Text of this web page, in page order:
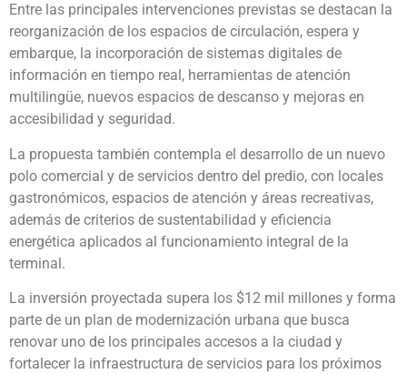
Entre las principales intervenciones previstas se destacan la
reorganización de los espacios de circulación, espera y
embarque, la incorporación de sistemas digitales de
información en tiempo real, herramientas de atención
multilingüe, nuevos espacios de descanso y mejoras en
accesibilidad y seguridad.
La propuesta también contempla el desarrollo de un nuevo
polo comercial y de servicios dentro del predio, con locales
gastronómicos, espacios de atención y áreas recreativas,
además de criterios de sustentabilidad y eficiencia
energética aplicados al funcionamiento integral de la
terminal.
La inversión proyectada supera los $12 mil millones y forma
parte de un plan de modernización urbana que busca
renovar uno de los principales accesos a la ciudad y
fortalecer la infraestructura de servicios para los próximos